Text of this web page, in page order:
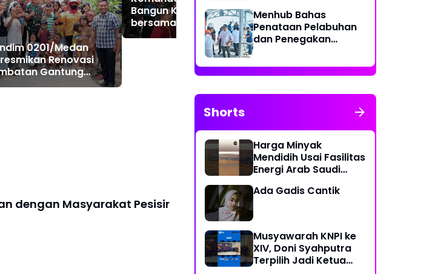
0201/Medan
Renovasi
Gantung
Akses Warga
Bangun Kolaborasi
bersama RSUD dr.
Pirngadi Medan‎
Desa Limau Manis ‎
dengan Masyarakat Pesisir
Menhub Bahas
Penataan Pelabuhan
dan Penegakan
Sistem Identifikasi
Kapal Otomatis
Shorts
Harga Minyak
Mendidih Usai Fasilitas
Energi Arab Saudi
Ada Gadis Cantik
Musyawarah KNPI ke
XIV, Doni Syahputra
Terpilih Jadi Ketua